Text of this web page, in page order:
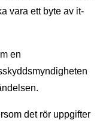
vara ett byte av it-
en
det rör uppgifter